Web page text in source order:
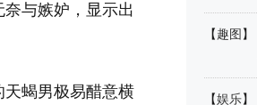
与嫉妒，显示出
蝎男极易醋意横
【趣图 】
【娱乐】